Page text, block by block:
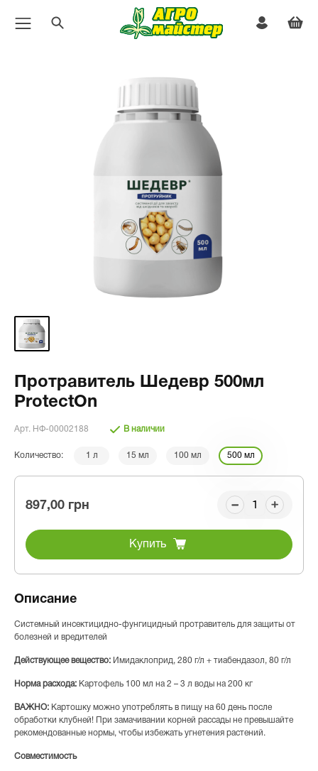
Протравитель Шедевр 500мл
ProtectOn
Арт. НФ-00002188 В наличии
Количество: 1 л 15 мл 100 мл 500 мл
897,00 грн
Купить
Описание
Системный инсектицидно-фунгицидный протравитель для защиты от
болезней и вредителей
Действующее вещество: Имидаклоприд, 280 г/л + тиабендазол, 80 г/л
Норма расхода: Картофель 100 мл на 2 – 3 л воды на 200 кг
ВАЖНО: Картошку можно употреблять в пищу на 60 день после
обработки клубней! При замачивании корней рассады не превышайте
рекомендованные нормы, чтобы избежать угнетения растений.
Совместимость